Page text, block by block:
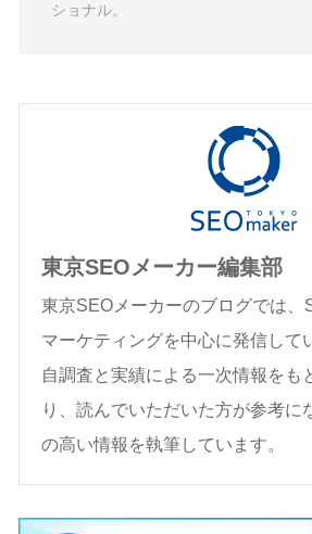
ショナル。
東京SEOメーカー編集部
東京SEOメーカーのブログでは、
マーケティングを中心に発信して
自調査と実績による一次情報をも
り、読んでいただいた方が参考に
の高い情報を執筆しています。